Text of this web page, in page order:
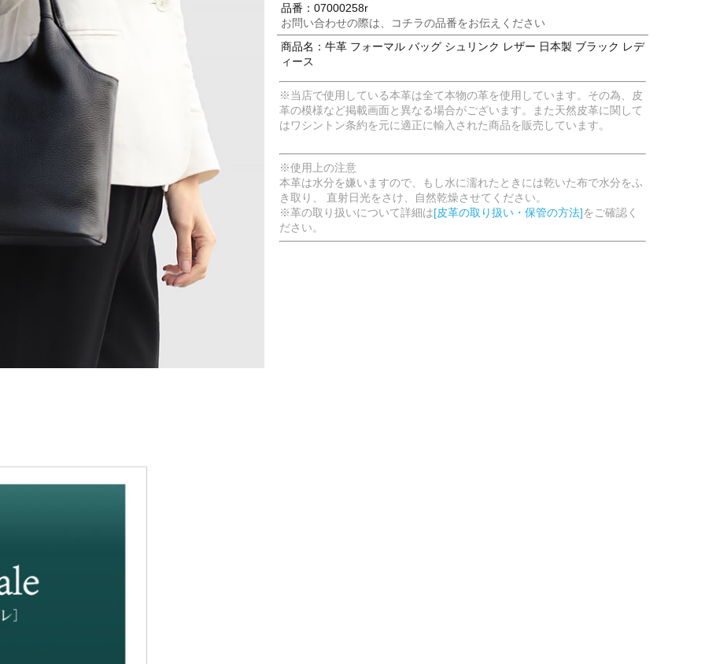
品番：07000258r
お問い合わせの際は、コチラの品番をお伝えください
商品名：牛革 フォーマル バッグ シュリンク レザー 日本製 ブラック レデ
ィース
※当店で使用している本革は全て本物の革を使用しています。その為、皮
革の模様など掲載画面と異なる場合がございます。また天然皮革に関して
はワシントン条約を元に適正に輸入された商品を販売しています。
※使用上の注意
本革は水分を嫌いますので、もし水に濡れたときには乾いた布で水分をふ
き取り、 直射日光をさけ、自然乾燥させてください。
※革の取り扱いについて詳細は[皮革の取り扱い・保管の方法]をご確認く
ださい。